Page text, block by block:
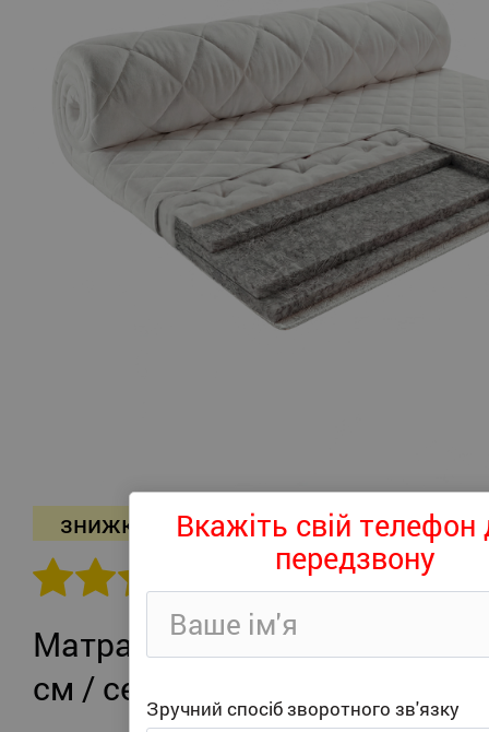
знижка -26%
302 відгуків
Матрац Persei Roll Air UP
см / середня жорсткість
Вкажіть свій телефон
передзвону
Зручний спосіб зворотного зв'язку